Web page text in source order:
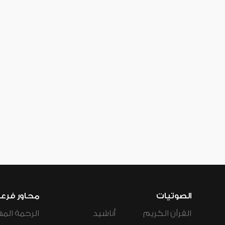
الصوتيات
القرآن الكريم
أناشيد
محاور
الرحمة